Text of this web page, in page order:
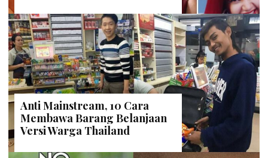
Anti Mainstream, 10 Cara
Membawa Barang Belanjaan
Versi Warga Thailand